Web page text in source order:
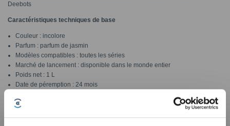
Deebots
Caractéristiques techniques de base
Couleur : incolore
Parfum : parfum de jasmin
Modèles compatibles : toutes les séries
Marché de lancement : disponible dans le monde entier
Poids net : 1 L
Date de péremption : 24 mois
1.Double action anti-odeurs, neutralisation des odeurs d'animaux de
compagnie